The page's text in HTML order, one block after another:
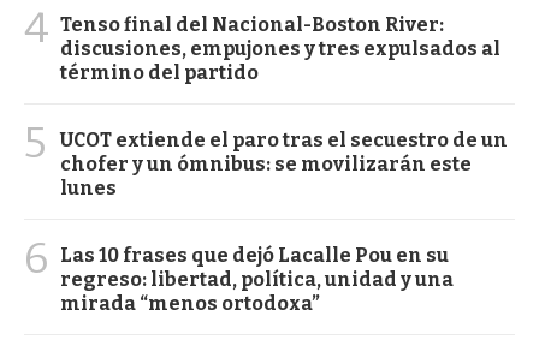
4 Tenso final del Nacional-Boston River:
discusiones, empujones y tres expulsados al
término del partido
5
UCOT extiende el paro tras el secuestro de un
chofer y un ómnibus: se movilizarán este
lunes
6
Las 10 frases que dejó Lacalle Pou en su
regreso: libertad, política, unidad y una
mirada “menos ortodoxa”